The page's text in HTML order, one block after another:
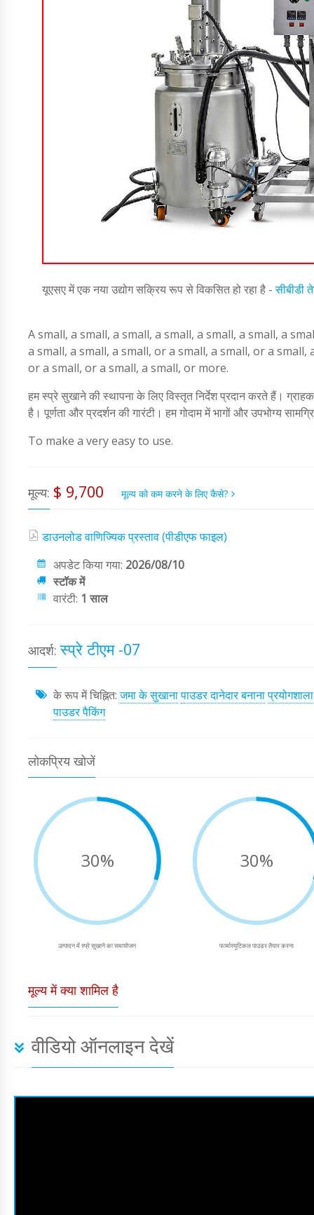
यूएसए में एक नया उद्योग सक्रिय रूप से विकसित हो रहा है -सीबीडी
A small, a small, a small, a small, a small, a small, a
a small, a small, a small, or a small, a small, or a
or a small, or a small, a small, or more.
हम स्प्रे सुखाने की स्थापना के लिए विस्तृत निर्देश प्रदान करते हैं।
है। पूर्णता और प्रदर्शन की गारंटी। हम गोदाम में भागों और उपभोग्य
To make a very easy to use.
मूल्य: $ 9,700 मूल्य को कम करने के लिए कैसे?
डाउनलोड वाणिज्यिक प्रस्ताव (पीडीएफ फाइल)
अपडेट किया गया: 2026/08/10
स्टॉक में
वारंटी: 1 साल
आदर्श: स्प्रे टीएम -07
के रूप में चिह्नित:जमा के सुखानापाउडर दानेदार बनाना
पाउडर पैकिंग
लोकप्रिय खोजें
30%
उत्पादन में स्प्रे सुखाने का समायोजन
30%
फार्मास्यूटिकल पाउडर तैयार करना
मूल्य में क्या शामिल है
वीडियो ऑनलाइन देखें